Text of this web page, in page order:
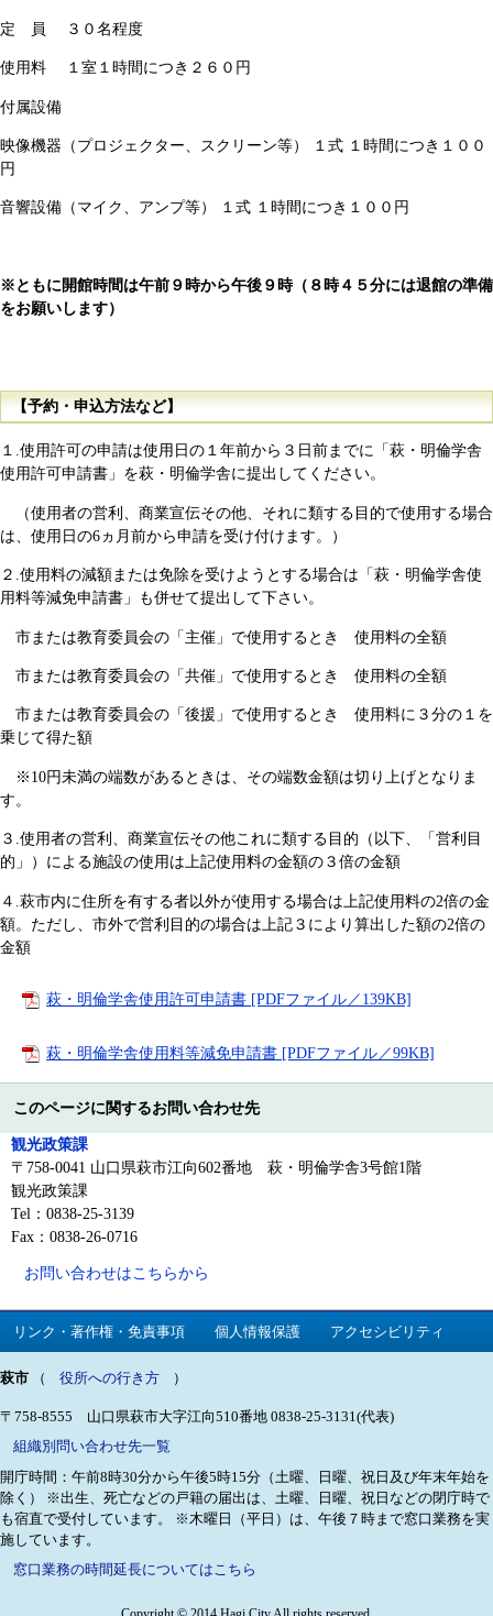
定 員 ３０名程度
使用料 １室１時間につき２６０円
付属設備
映像機器（プロジェクター、スクリーン等） １式 １時間につき１００
円
音響設備（マイク、アンプ等） １式 １時間につき１００円
※ともに開館時間は午前９時から午後９時（８時４５分には退館の準備
をお願いします）
【予約・申込方法など】
１.使用許可の申請は使用日の１年前から３日前までに「萩・明倫学舎
使用許可申請書」を萩・明倫学舎に提出してください。
（使用者の営利、商業宣伝その他、それに類する目的で使用する場合
は、使用日の6ヵ月前から申請を受け付けます。）
２.使用料の減額または免除を受けようとする場合は「萩・明倫学舎使
用料等減免申請書」も併せて提出して下さい。
市または教育委員会の「主催」で使用するとき 使用料の全額
市または教育委員会の「共催」で使用するとき 使用料の全額
市または教育委員会の「後援」で使用するとき 使用料に３分の１を
乗じて得た額
※10円未満の端数があるときは、その端数金額は切り上げとなりま
す。
３.使用者の営利、商業宣伝その他これに類する目的（以下、「営利目
的」）による施設の使用は上記使用料の金額の３倍の金額
４.萩市内に住所を有する者以外が使用する場合は上記使用料の2倍の金
額。ただし、市外で営利目的の場合は上記３により算出した額の2倍の
金額
萩・明倫学舎使用許可申請書 [PDFファイル／139KB]
萩・明倫学舎使用料等減免申請書 [PDFファイル／99KB]
このページに関するお問い合わせ先
観光政策課
〒758-0041 山口県萩市江向602番地 萩・明倫学舎3号館1階
観光政策課
Tel：0838-25-3139
Fax：0838-26-0716
お問い合わせはこちらから
リンク・著作権・免責事項 個人情報保護 アクセシビリティ
萩市 （ 役所への行き方 ）
〒758-8555 山口県萩市大字江向510番地 0838-25-3131(代表)
組織別問い合わせ先一覧
開庁時間：午前8時30分から午後5時15分（土曜、日曜、祝日及び年末年始を
除く）
※出生、死亡などの戸籍の届出は、土曜、日曜、祝日などの閉庁時で
も宿直で受付しています。
※木曜日（平日）は、午後７時まで窓口業務を実
施しています。
窓口業務の時間延長についてはこちら